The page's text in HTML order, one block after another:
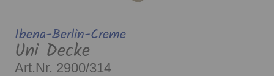
Ibena-Berlin-Creme
Uni Decke
Art.Nr. 2900/314